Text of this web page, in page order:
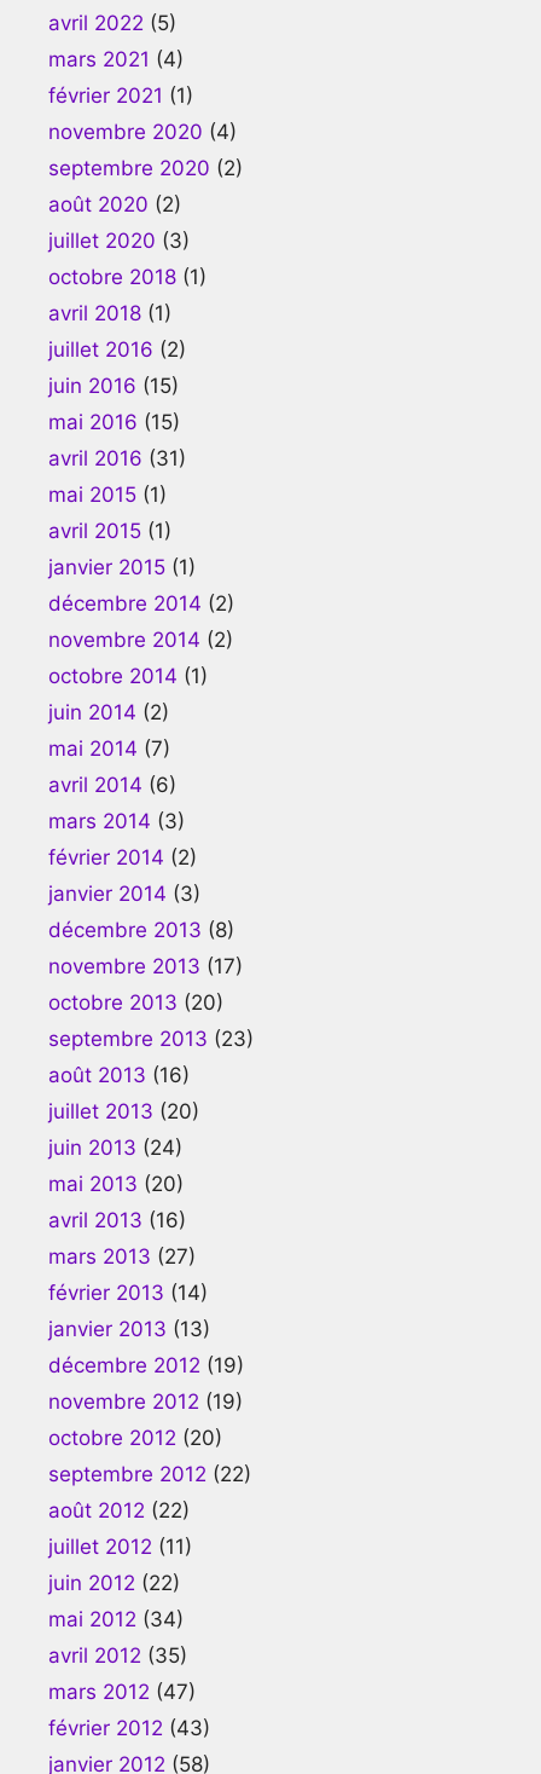
avril 2022 (5)
mars 2021 (4)
février 2021 (1)
novembre 2020 (4)
septembre 2020 (2)
août 2020 (2)
juillet 2020 (3)
octobre 2018 (1)
avril 2018 (1)
juillet 2016 (2)
juin 2016 (15)
mai 2016 (15)
avril 2016 (31)
mai 2015 (1)
avril 2015 (1)
janvier 2015 (1)
décembre 2014 (2)
novembre 2014 (2)
octobre 2014 (1)
juin 2014 (2)
mai 2014 (7)
avril 2014 (6)
mars 2014 (3)
février 2014 (2)
janvier 2014 (3)
décembre 2013 (8)
novembre 2013 (17)
octobre 2013 (20)
septembre 2013 (23)
août 2013 (16)
juillet 2013 (20)
juin 2013 (24)
mai 2013 (20)
avril 2013 (16)
mars 2013 (27)
février 2013 (14)
janvier 2013 (13)
décembre 2012 (19)
novembre 2012 (19)
octobre 2012 (20)
septembre 2012 (22)
août 2012 (22)
juillet 2012 (11)
juin 2012 (22)
mai 2012 (34)
avril 2012 (35)
mars 2012 (47)
février 2012 (43)
janvier 2012 (58)